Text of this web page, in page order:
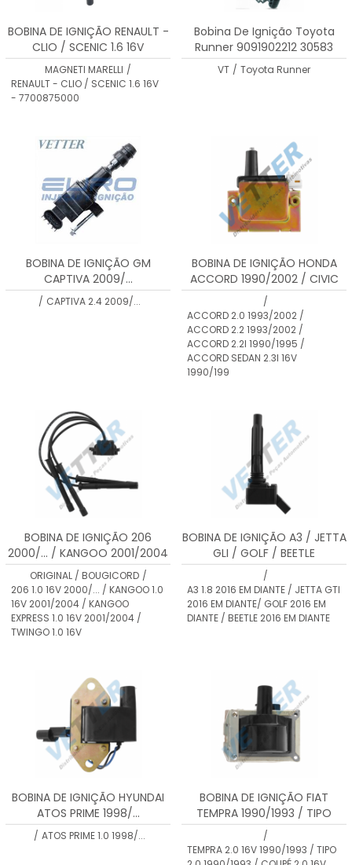
BOBINA DE IGNIÇÃO RENAULT -
CLIO / SCENIC 1.6 16V
7700875000 - BI0021MM
MAGNETI MARELLI /
RENAULT - CLIO / SCENIC 1.6 16V
- 7700875000
Bobina De Ignição Toyota
Runner 9091902212 30583
VT / Toyota Runner
BOBINA DE IGNIÇÃO GM
CAPTIVA 2009/...
/ CAPTIVA 2.4 2009/...
BOBINA DE IGNIÇÃO HONDA
ACCORD 1990/2002 / CIVIC
1991/2001 / CR-V 1999 / 2002 /
PRELUDE 2.2 1996/2009
/
ACCORD 2.0 1993/2002 /
ACCORD 2.2 1993/2002 /
ACCORD 2.2I 1990/1995 /
ACCORD SEDAN 2.3I 16V
1990/199
BOBINA DE IGNIÇÃO 206
2000/... / KANGOO 2001/2004
/ KANGOO EXPRESS 2001/2004
/ TWINGO 2001/2004 / CLIO
2001/2004 GASOLINA
8200084401 - 151401
ORIGINAL / BOUGICORD /
206 1.0 16V 2000/... / KANGOO 1.0
16V 2001/2004 / KANGOO
EXPRESS 1.0 16V 2001/2004 /
TWINGO 1.0 16V
BOBINA DE IGNIÇÃO A3 / JETTA
GLI / GOLF / BEETLE
/
A3 1.8 2016 EM DIANTE / JETTA GTI
2016 EM DIANTE/ GOLF 2016 EM
DIANTE / BEETLE 2016 EM DIANTE
BOBINA DE IGNIÇÃO HYUNDAI
ATOS PRIME 1998/...
/ ATOS PRIME 1.0 1998/...
BOBINA DE IGNIÇÃO FIAT
TEMPRA 1990/1993 / TIPO
1990/1993 / COUPÉ 1990/1993
/ TEMPRA SW 1990/1996
/
TEMPRA 2.0 16V 1990/1993 / TIPO